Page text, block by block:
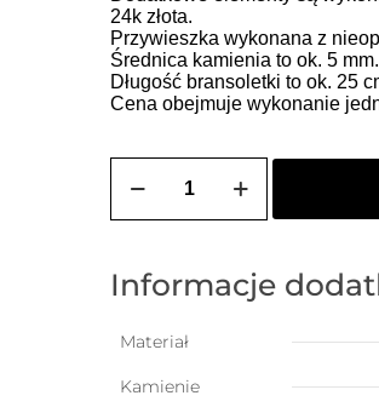
24k złota.
Przywieszka wykonana z
Średnica kamienia to ok. 5 mm.
Długość bransoletki to ok. 25
Cena obejmuje wykonanie
Bransoletka
przelotowym
kwarcem
(kamień
Informacje
Materiał
Kamienie